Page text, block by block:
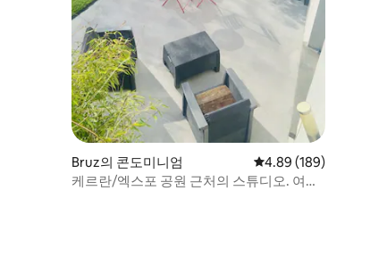
Bruz의 콘도미니엄 평점 4.89점(5점 만점),
4.89 (189)
케르란/엑스포 공원 근처의 스튜디오. 여름